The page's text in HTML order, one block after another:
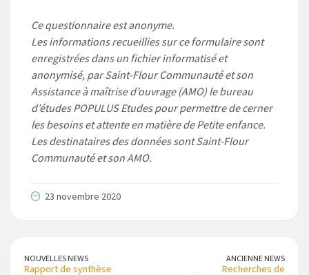
Ce questionnaire est anonyme.
Les informations recueillies sur ce formulaire sont
enregistrées dans un fichier informatisé et
anonymisé, par Saint-Flour Communauté et son
Assistance à maîtrise d’ouvrage (AMO) le bureau
d’études POPULUS Etudes pour permettre de cerner
les besoins et attente en matière de Petite enfance.
Les destinataires des données sont Saint-Flour
Communauté et son AMO.
23 novembre 2020
NOUVELLES NEWS
Rapport de synthèse
ANCIENNE NEWS
Recherches de